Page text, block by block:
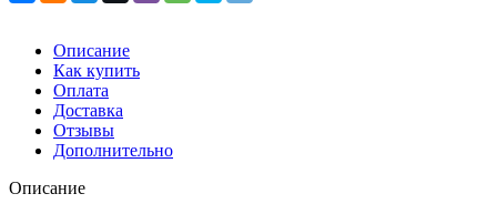
Описание
Как купить
Оплата
Доставка
Отзывы
Дополнительно
Описание